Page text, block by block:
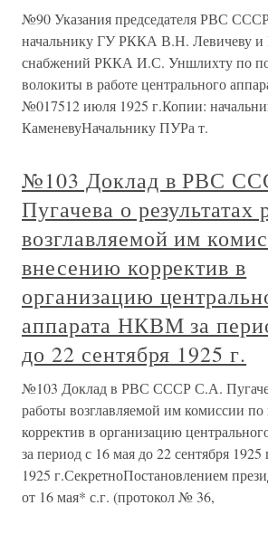
№90 Указания председателя РВС
начальнику ГУ РККА В.Н. Левичеву и
снабжений РККА И.С. Уншлихту по
волокиты в работе центрального
№017512 июля 1925 г.Копии:
КаменевуНачальнику ПУРа т.
№103 Доклад в РВС
Пугачева о результатах
возглавляемой им
внесению корректив в
организацию
аппарата НКВМ за
до 22 сентября 1925 г.
№103 Доклад в РВС СССР С.А.
работы возглавляемой им комиссии
корректив в организацию
за период с 16 мая до 22 сентября 1925
1925 г.СекретноПостановлением
от 16 мая* с.г. (протокол № 36,